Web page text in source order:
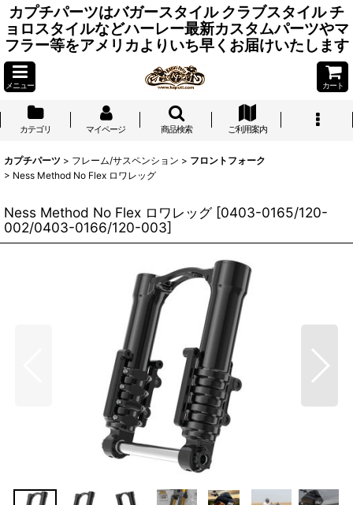
カプチパーツはバガースタイル クラブスタイル チ
ョロスタイルなどハーレー最新カスタムパーツやマ
フラー等をアメリカよりいち早くお届けいたします
メニュー カート
カテゴリ マイページ 商品検索 ご利用案内
カプチパーツ > フレーム/サスペンション > フロントフォーク
> Ness Method No Flex ロワレッグ
Ness Method No Flex ロワレッグ [0403-0165/120-
002/0403-0166/120-003]